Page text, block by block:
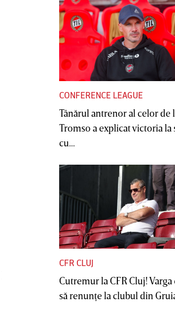
CONFERENCE LEAGUE
Tânărul antrenor al celor de
Tromso a explicat victoria la
cu...
CFR CLUJ
Cutremur la CFR Cluj! Varga
să renunţe la clubul din